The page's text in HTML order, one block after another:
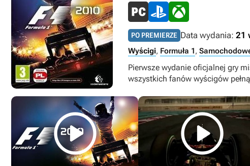
PO PREMIERZE Data wydania: 21
Wyścigi, Formuła 1,
Pierwsze wydanie oficjalnej gry
wszystkich fanów wyścigów
 